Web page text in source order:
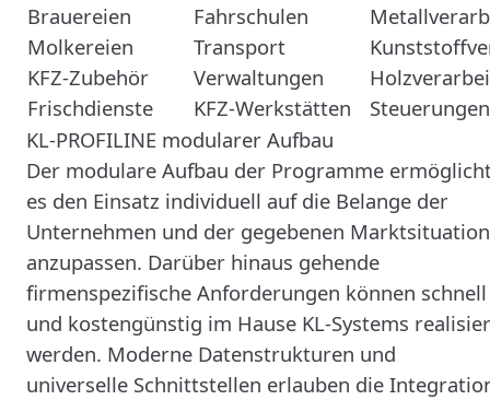
Brauereien
Molkereien
KFZ-Zubehör
Frischdienste
Fahrschulen
Transport
Verwaltungen
KFZ-Werkstätten
Steuerungen
KL-PROFILINE modularer Aufbau
Der modulare Aufbau der Programme
es den Einsatz individuell auf die Belange der
Unternehmen und der gegebenen Marktsituation
anzupassen. Darüber hinaus gehende
firmenspezifische Anforderungen können schnell
und kostengünstig im Hause KL-Systems
werden. Moderne Datenstrukturen und
universelle Schnittstellen erlauben die